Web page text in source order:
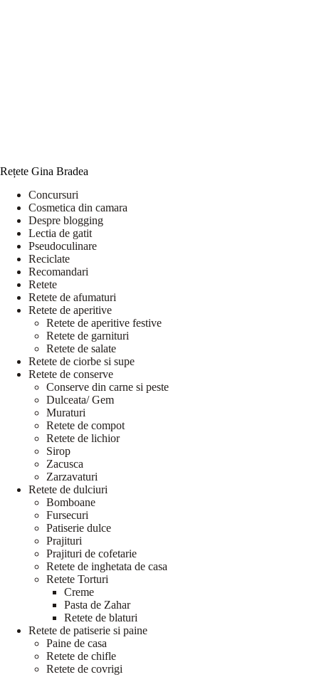
Rețete Gina Bradea
Concursuri
Cosmetica din camara
Despre blogging
Lectia de gatit
Pseudoculinare
Reciclate
Recomandari
Retete
Retete de afumaturi
Retete de aperitive
Retete de aperitive festive
Retete de garnituri
Retete de salate
Retete de ciorbe si supe
Retete de conserve
Conserve din carne si peste
Dulceata/ Gem
Muraturi
Retete de compot
Retete de lichior
Sirop
Zacusca
Zarzavaturi
Retete de dulciuri
Bomboane
Fursecuri
Patiserie dulce
Prajituri
Prajituri de cofetarie
Retete de inghetata de casa
Retete Torturi
Creme
Pasta de Zahar
Retete de blaturi
Retete de patiserie si paine
Paine de casa
Retete de chifle
Retete de covrigi